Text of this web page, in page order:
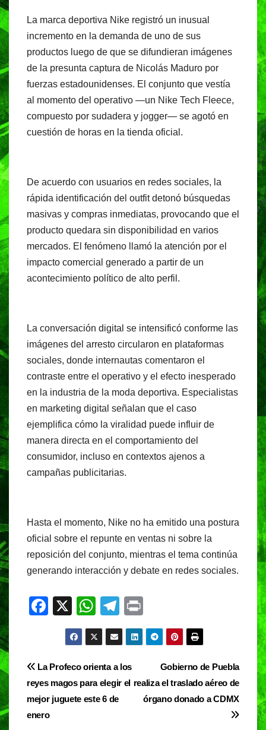
e
b
o
o
k
at
s
A
p
p
e
gr
a
m
t
La marca deportiva Nike registró un inusual
incremento en la demanda de uno de sus
productos luego de que se difundieran imágenes
de la presunta captura de Nicolás Maduro por
fuerzas estadounidenses. El conjunto que vestía
al momento del operativo —un Nike Tech Fleece,
compuesto por sudadera y jogger— se agotó en
cuestión de horas en la tienda oficial.
De acuerdo con usuarios en redes sociales, la
rápida identificación del outfit detonó búsquedas
masivas y compras inmediatas, provocando que el
producto quedara sin disponibilidad en varios
mercados. El fenómeno llamó la atención por el
impacto comercial generado a partir de un
acontecimiento político de alto perfil.
La conversación digital se intensificó conforme las
imágenes del arresto circularon en plataformas
sociales, donde internautas comentaron el
contraste entre el operativo y el efecto inesperado
en la industria de la moda deportiva. Especialistas
en marketing digital señalan que el caso
ejemplifica cómo la viralidad puede influir de
manera directa en el comportamiento del
consumidor, incluso en contextos ajenos a
campañas publicitarias.
Hasta el momento, Nike no ha emitido una postura
oficial sobre el repunte en ventas ni sobre la
reposición del conjunto, mientras el tema continúa
generando interacción y debate en redes sociales.
F
e
b
o
o
X
W
h
at
s
A
p
T
el
e
gr
a
in
t
Navegación
de
entradas
Gobierno de Puebla
realiza el traslado aéreo de
órgano donado a CDMX
La Profeco orienta a los
reyes magos para elegir el
mejor juguete este 6 de
enero